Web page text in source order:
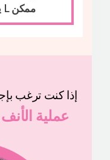
ممكن L يتم الحفاظ على شكل
إذا كنت ترغب
عملية